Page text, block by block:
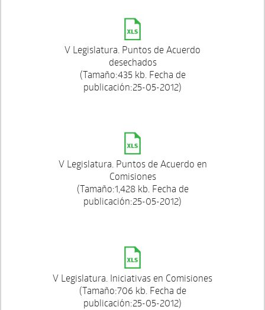
V Legislatura. Puntos de Acuerdo
desechados
(Tamaño:435 kb. Fecha de
publicación:25-05-2012)
V Legislatura. Puntos de Acuerdo en
Comisiones
(Tamaño:1,428 kb. Fecha de
publicación:25-05-2012)
V Legislatura. Iniciativas en Comisiones
(Tamaño:706 kb. Fecha de
publicación:25-05-2012)